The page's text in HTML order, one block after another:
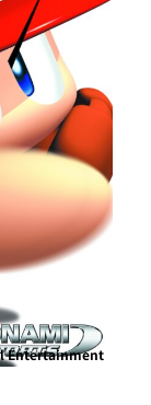
Entertainment